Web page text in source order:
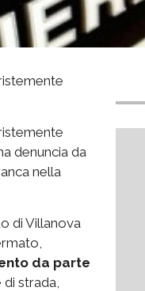
denuncia da
nella
di Villanova
da parte
strada,